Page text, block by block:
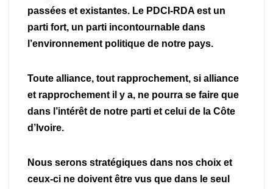
passées et existantes. Le PDCI-RDA est un
parti fort, un parti incontournable dans
l’environnement politique de notre pays.
Toute alliance, tout rapprochement, si alliance
et rapprochement il y a, ne pourra se faire que
dans l’intérêt de notre parti et celui de la Côte
d’Ivoire.
Nous serons stratégiques dans nos choix et
ceux-ci ne doivent être vus que dans le seul